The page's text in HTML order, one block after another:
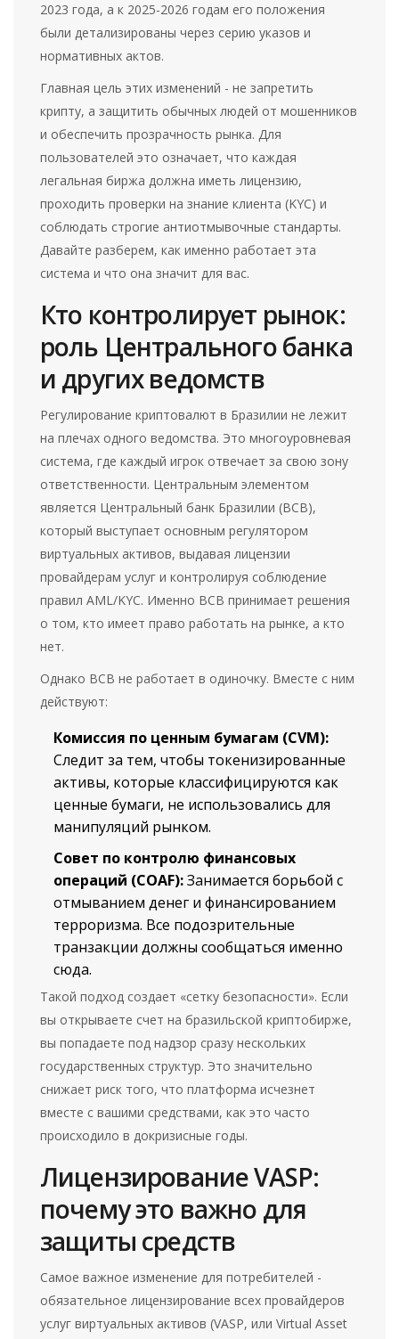
2023 года, а к 2025-2026 годам его положения
были детализированы через серию указов и
нормативных актов.
Главная цель этих изменений - не запретить
крипту, а защитить обычных людей от мошенников
и обеспечить прозрачность рынка. Для
пользователей это означает, что каждая
легальная биржа должна иметь лицензию,
проходить проверки на знание клиента (KYC) и
соблюдать строгие антиотмывочные стандарты.
Давайте разберем, как именно работает эта
система и что она значит для вас.
Кто контролирует рынок:
роль Центрального банка
и других ведомств
Регулирование криптовалют в Бразилии не лежит
на плечах одного ведомства. Это многоуровневая
система, где каждый игрок отвечает за свою зону
ответственности. Центральным элементом
является Центральный банк Бразилии (BCB),
которыйвыступает основным регулятором
виртуальных активов, выдавая лицензии
провайдерам услуг и контролируя соблюдение
правил AML/KYC. Именно BCB принимает решения
о том, кто имеет право работать на рынке, а кто
нет.
Однако BCB не работает в одиночку. Вместе с ним
действуют:
Комиссия по ценным бумагам (CVM):
Следит за тем, чтобы токенизированные
активы, которые классифицируются как
ценные бумаги, не использовались для
манипуляций рынком.
Совет по контролю финансовых
операций (COAF):Занимается борьбой с
отмыванием денег и финансированием
терроризма. Все подозрительные
транзакции должны сообщаться именно
сюда.
Такой подход создает «сетку безопасности». Если
вы открываете счет на бразильской криптобирже,
вы попадаете под надзор сразу нескольких
государственных структур. Это значительно
снижает риск того, что платформа исчезнет
вместе с вашими средствами, как это часто
происходило в докризисные годы.
Лицензирование VASP:
почему это важно для
защиты средств
Самое важное изменение для потребителей -
обязательное лицензирование всех провайдеров
услуг виртуальных активов (VASP, или Virtual Asset